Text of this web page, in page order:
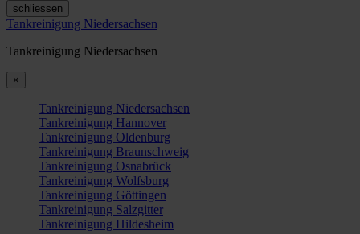
schliessen
Tankreinigung Niedersachsen
Tankreinigung Niedersachsen
×
Tankreinigung Niedersachsen
Tankreinigung Hannover
Tankreinigung Oldenburg
Tankreinigung Braunschweig
Tankreinigung Osnabrück
Tankreinigung Wolfsburg
Tankreinigung Göttingen
Tankreinigung Salzgitter
Tankreinigung Hildesheim